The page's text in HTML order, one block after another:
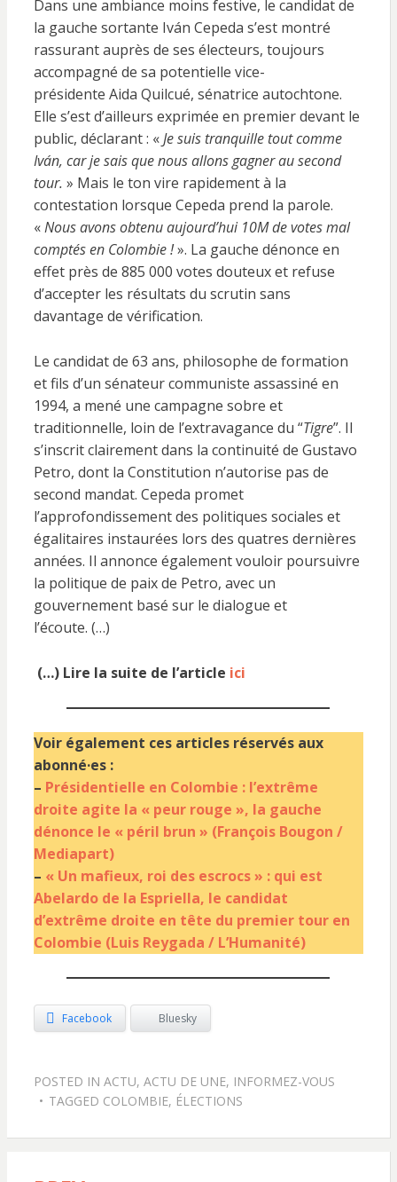
Dans une ambiance moins festive, le candidat de
la gauche sortante Iván Cepeda s’est montré
rassurant auprès de ses électeurs, toujours
accompagné de sa potentielle vice-
présidente Aida Quilcué, sénatrice autochtone.
Elle s’est d’ailleurs exprimée en premier devant le
public, déclarant : «Je suis tranquille tout comme
Iván, car je sais que nous allons gagner au second
tour. » Mais le ton vire rapidement à la
contestation lorsque Cepeda prend la parole.
«Nous avons obtenu aujourd’hui 10M de votes mal
comptés en Colombie !». La gauche dénonce en
effet près de 885 000 votes douteux et refuse
d’accepter les résultats du scrutin sans
davantage de vérification.
Le candidat de 63 ans, philosophe de formation
et fils d’un sénateur communiste assassiné en
1994, a mené une campagne sobre et
traditionnelle, loin de l’extravagance du “Tigre”. Il
s’inscrit clairement dans la continuité de Gustavo
Petro, dont la Constitution n’autorise pas de
second mandat. Cepeda promet
l’approfondissement des politiques sociales et
égalitaires instaurées lors des quatres dernières
années. Il annonce également vouloir poursuivre
la politique de paix de Petro, avec un
gouvernement basé sur le dialogue et
l’écoute. (…)
(…) Lire la suite de l’article ici
Voir également ces articles réservés aux
abonné·es :
– Présidentielle en Colombie : l’extrême
droite agite la « peur rouge », la gauche
dénonce le « péril brun » (François Bougon /
Mediapart)
– « Un mafieux, roi des escrocs » : qui est
Abelardo de la Espriella, le candidat
d’extrême droite en tête du premier tour en
Colombie (Luis Reygada / L’Humanité)
Facebook Bluesky
POSTED IN ACTU, ACTU DE UNE, INFORMEZ-VOUS
TAGGED COLOMBIE, ÉLECTIONS